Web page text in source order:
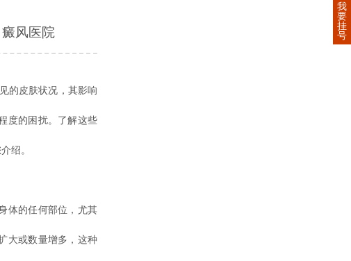
风医院
的皮肤状况，其影响
度的困扰。了解这些
绍。
体的任何部位，尤其
大或数量增多，这种
我
要
挂
号